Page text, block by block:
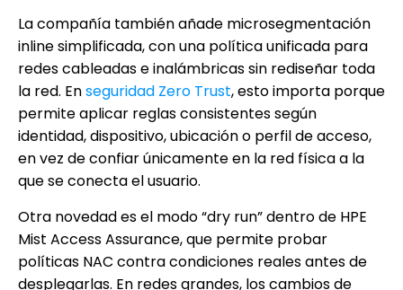
La compañía también añade microsegmentación
inline simplificada, con una política unificada para
redes cableadas e inalámbricas sin rediseñar toda
la red. Enseguridad Zero Trust, esto importa porque
permite aplicar reglas consistentes según
identidad, dispositivo, ubicación o perfil de acceso,
en vez de confiar únicamente en la red física a la
que se conecta el usuario.
Otra novedad es el modo “dry run” dentro de HPE
Mist Access Assurance, que permite probar
políticas NAC contra condiciones reales antes de
desplegarlas. En redes grandes, los cambios de